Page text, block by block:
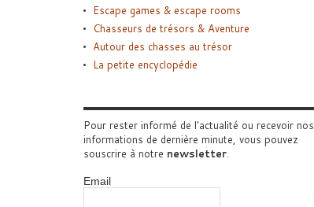
Escape games & escape rooms
Chasseurs de trésors & Aventure
Autour des chasses au trésor
La petite encyclopédie
Pour rester informé de l'actualité ou recevoir nos
informations de dernière minute, vous pouvez
souscrire à notre newsletter.
Email